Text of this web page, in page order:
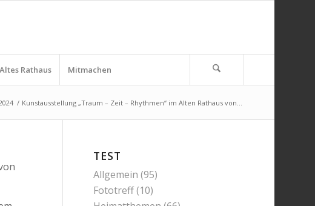
Altes Rathaus Mitmachen
/ Kunstausstellung „Traum – Zeit – Rhythmen“ im Alten Rathaus von...
TEST
Allgemein (95)
Fototreff(10)